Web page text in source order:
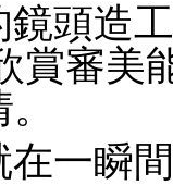
頭造
賞審美
在一瞬